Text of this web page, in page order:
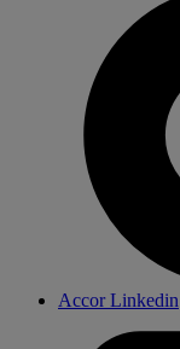
Accor Linkedin